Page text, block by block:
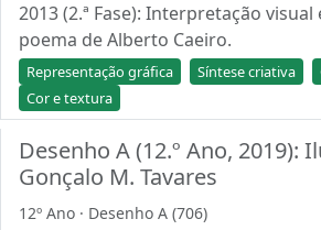
2013 (2.ª Fase): Interpretação visual
poema de Alberto Caeiro.
Representação gráfica Síntese criativa
Cor e textura
Desenho A (12.º Ano, 2019):
Gonçalo M. Tavares
12º Ano · Desenho A (706)